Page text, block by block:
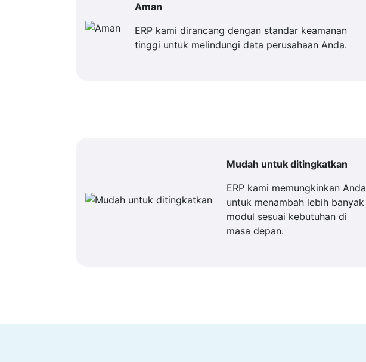
Aman
ERP kami dirancang dengan standar keamanan
tinggi untuk melindungi data perusahaan Anda.
Mudah untuk ditingkatkan
ERP kami memungkinkan Anda
untuk menambah lebih banyak
modul sesuai kebutuhan di
masa depan.